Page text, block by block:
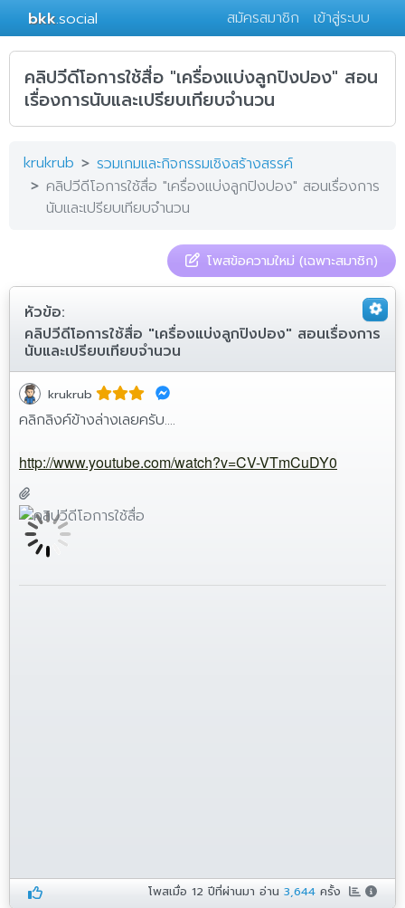
bkk.social สมัครสมาชิก เข้าสู่ระบบ
คลิปวีดีโอการใช้สื่อ "เครื่องแบ่งลูกปิงปอง" สอน
เรื่องการนับและเปรียบเทียบจำนวน
krukrub
รวมเกมและกิจกรรมเชิงสร้างสรรค์
คลิปวีดีโอการใช้สื่อ "เครื่องแบ่งลูกปิงปอง" สอนเรื่องการ
นับและเปรียบเทียบจำนวน
โพสข้อความใหม่ (เฉพาะสมาชิก)
หัวข้อ:
คลิปวีดีโอการใช้สื่อ "เครื่องแบ่งลูกปิงปอง" สอนเรื่องการ
นับและเปรียบเทียบจำนวน
krukrub
คลิกลิงค์ข้างล่างเลยครับ....
http://www.youtube.com/watch?v=CV-VTmCuDY0
โพสเมื่อ12 ปีที่ผ่านมา อ่าน3,644 ครั้ง